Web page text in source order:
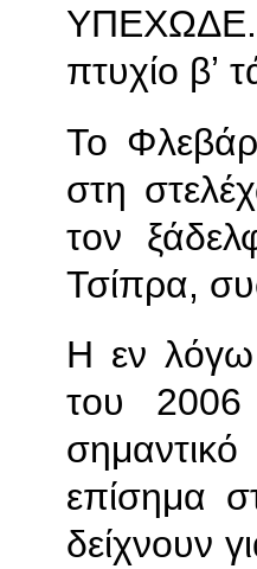
ΥΠΕΧΩΔΕ.
πτυχίο βʼ
Το
στη
τον
Τσίπρα,
Η εν λόγω
του 2006
επίσημα
δείχνουν